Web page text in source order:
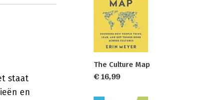
staat
en
The Culture Map
€ 16,99